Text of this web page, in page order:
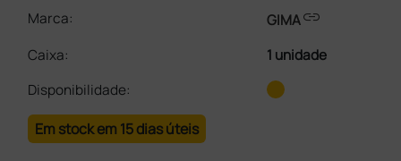
Marca:
GIMAlink
Caixa:
1 unidade
Disponibilidade:
Em stock em 15 dias úteis